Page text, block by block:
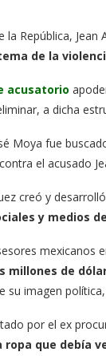
la República,
de la
acusatorio
a dicha
Moya fue
el acusado
creó y
y medios
mexicanos
millones de
su imagen
por el ex
ropa que debía